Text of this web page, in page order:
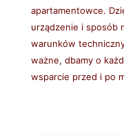
apartamentowce.
urządzenie i sposób
warunków
ważne, dbamy o
wsparcie przed i po